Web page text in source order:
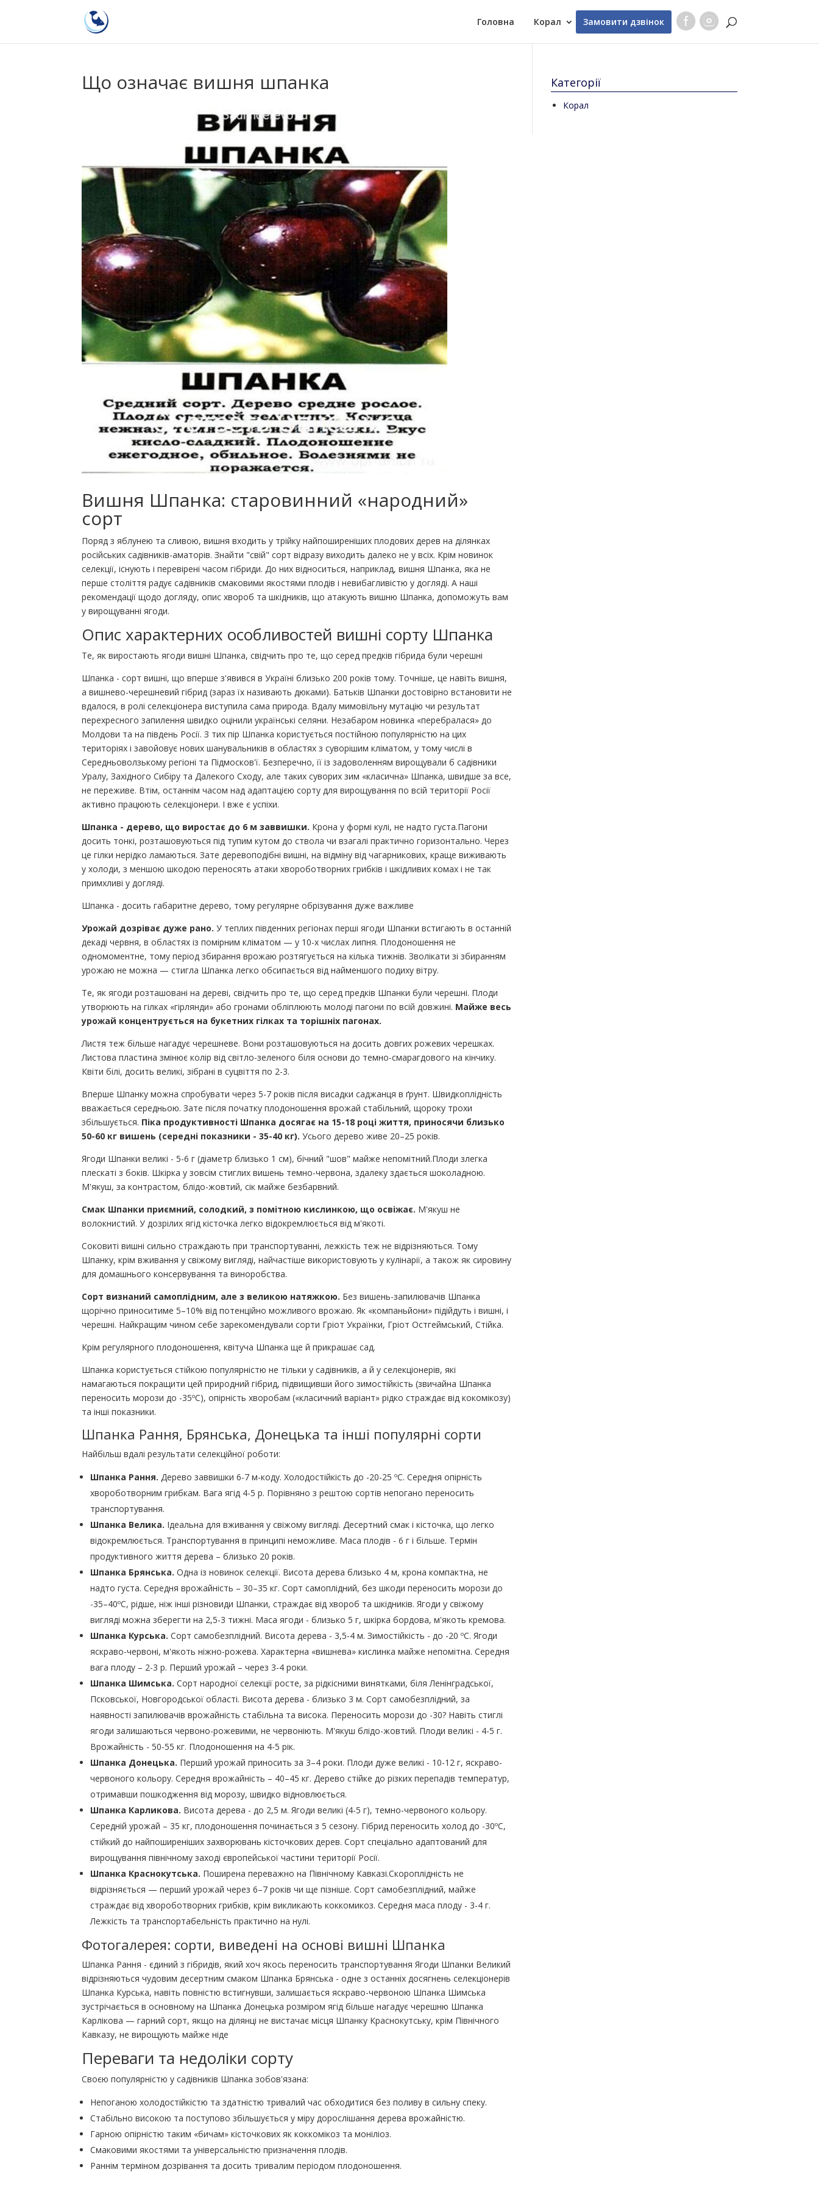
Головна Корал Замовити дзвінок
Що означає вишня шпанка
Вишня Шпанка: старовинний «народний»
сорт
Поряд з яблунею та сливою, вишня входить у трійку найпоширеніших плодових дерев на ділянках
російських садівників-аматорів. Знайти "свій" сорт відразу виходить далеко не у всіх. Крім новинок
селекції, існують і перевірені часом гібриди. До них відноситься, наприклад, вишня Шпанка, яка не
перше століття радує садівників смаковими якостями плодів і невибагливістю у догляді. А наші
рекомендації щодо догляду, опис хвороб та шкідників, що атакують вишню Шпанка, допоможуть вам
у вирощуванні ягоди.
Опис характерних особливостей вишні сорту Шпанка
Те, як виростають ягоди вишні Шпанка, свідчить про те, що серед предків гібрида були черешні
Шпанка - сорт вишні, що вперше з'явився в Україні близько 200 років тому. Точніше, це навіть вишня,
а вишнево-черешневий гібрид (зараз їх називають дюками). Батьків Шпанки достовірно встановити не
вдалося, в ролі селекціонера виступила сама природа. Вдалу мимовільну мутацію чи результат
перехресного запилення швидко оцінили українські селяни. Незабаром новинка «перебралася» до
Молдови та на південь Росії. З тих пір Шпанка користується постійною популярністю на цих
територіях і завойовує нових шанувальників в областях з суворішим кліматом, у тому числі в
Середньоволзькому регіоні та Підмосков'ї. Безперечно, її із задоволенням вирощували б садівники
Уралу, Західного Сибіру та Далекого Сходу, але таких суворих зим «класична» Шпанка, швидше за все,
не переживе. Втім, останнім часом над адаптацією сорту для вирощування по всій території Росії
активно працюють селекціонери. І вже є успіхи.
Шпанка - дерево, що виростає до 6 м заввишки. Крона у формі кулі, не надто густа.Пагони
досить тонкі, розташовуються під тупим кутом до ствола чи взагалі практично горизонтально. Через
це гілки нерідко ламаються. Зате деревоподібні вишні, на відміну від чагарникових, краще виживають
у холоди, з меншою шкодою переносять атаки хвороботворних грибків і шкідливих комах і не так
примхливі у догляді.
Шпанка - досить габаритне дерево, тому регулярне обрізування дуже важливе
Урожай дозріває дуже рано. У теплих південних регіонах перші ягоди Шпанки встигають в останній
декаді червня, в областях із помірним кліматом — у 10-х числах липня. Плодоношення не
одномоментне, тому період збирання врожаю розтягується на кілька тижнів. Зволікати зі збиранням
урожаю не можна — стигла Шпанка легко обсипається від найменшого подиху вітру.
Те, як ягоди розташовані на дереві, свідчить про те, що серед предків Шпанки були черешні. Плоди
утворюють на гілках «гірлянди» або гронами обліплюють молоді пагони по всій довжині. Майже весь
урожай концентрується на букетних гілках та торішніх пагонах.
Листя теж більше нагадує черешневе. Вони розташовуються на досить довгих рожевих черешках.
Листова пластина змінює колір від світло-зеленого біля основи до темно-смарагдового на кінчику.
Квіти білі, досить великі, зібрані в суцвіття по 2-3.
Вперше Шпанку можна спробувати через 5-7 років після висадки саджанця в ґрунт. Швидкоплідність
вважається середньою. Зате після початку плодоношення врожай стабільний, щороку трохи
збільшується. Піка продуктивності Шпанка досягає на 15-18 році життя, приносячи близько
50-60 кг вишень (середні показники - 35-40 кг). Усього дерево живе 20–25 років.
Ягоди Шпанки великі - 5-6 г (діаметр близько 1 см), бічний "шов" майже непомітний.Плоди злегка
плескаті з боків. Шкірка у зовсім стиглих вишень темно-червона, здалеку здається шоколадною.
М'якуш, за контрастом, блідо-жовтий, сік майже безбарвний.
Смак Шпанки приємний, солодкий, з помітною кислинкою, що освіжає. М'якуш не
волокнистий. У дозрілих ягід кісточка легко відокремлюється від м'якоті.
Соковиті вишні сильно страждають при транспортуванні, лежкість теж не відрізняються. Тому
Шпанку, крім вживання у свіжому вигляді, найчастіше використовують у кулінарії, а також як сировину
для домашнього консервування та виноробства.
Сорт визнаний самоплідним, але з великою натяжкою. Без вишень-запилювачів Шпанка
щорічно приноситиме 5–10% від потенційно можливого врожаю. Як «компаньйони» підійдуть і вишні, і
черешні. Найкращим чином себе зарекомендували сорти Гріот Українки, Гріот Остгеймський, Стійка.
Крім регулярного плодоношення, квітуча Шпанка ще й прикрашає сад.
Шпанка користується стійкою популярністю не тільки у садівників, а й у селекціонерів, які
намагаються покращити цей природний гібрид, підвищивши його зимостійкість (звичайна Шпанка
переносить морози до -35ºС), опірність хворобам («класичний варіант» рідко страждає від кокомікозу)
та інші показники.
Шпанка Рання, Брянська, Донецька та інші популярні сорти
Найбільш вдалі результати селекційної роботи:
Шпанка Рання. Дерево заввишки 6-7 м-коду. Холодостійкість до -20-25 ºС. Середня опірність
хвороботворним грибкам. Вага ягід 4-5 р. Порівняно з рештою сортів непогано переносить
транспортування.
Шпанка Велика. Ідеальна для вживання у свіжому вигляді. Десертний смак і кісточка, що легко
відокремлюється. Транспортування в принципі неможливе. Маса плодів - 6 г і більше. Термін
продуктивного життя дерева – близько 20 років.
Шпанка Брянська. Одна із новинок селекції. Висота дерева близько 4 м, крона компактна, не
надто густа. Середня врожайність – 30–35 кг. Сорт самоплідний, без шкоди переносить морози до
-35–40ºС, рідше, ніж інші різновиди Шпанки, страждає від хвороб та шкідників. Ягоди у свіжому
вигляді можна зберегти на 2,5-3 тижні. Маса ягоди - близько 5 г, шкірка бордова, м'якоть кремова.
Шпанка Курська. Сорт самобезплідний. Висота дерева - 3,5-4 м. Зимостійкість - до -20 ºС. Ягоди
яскраво-червоні, м'якоть ніжно-рожева. Характерна «вишнева» кислинка майже непомітна. Середня
вага плоду – 2-3 р. Перший урожай – через 3-4 роки.
Шпанка Шимська. Сорт народної селекції росте, за рідкісними винятками, біля Ленінградської,
Псковської, Новгородської області. Висота дерева - близько 3 м. Сорт самобезплідний, за
наявності запилювачів врожайність стабільна та висока. Переносить морози до -30? Навіть стиглі
ягоди залишаються червоно-рожевими, не червоніють. М'якуш блідо-жовтий. Плоди великі - 4-5 г.
Врожайність - 50-55 кг. Плодоношення на 4-5 рік.
Шпанка Донецька. Перший урожай приносить за 3–4 роки. Плоди дуже великі - 10-12 г, яскраво-
червоного кольору. Середня врожайність – 40–45 кг. Дерево стійке до різких перепадів температур,
отримавши пошкодження від морозу, швидко відновлюється.
Шпанка Карликова. Висота дерева - до 2,5 м. Ягоди великі (4-5 г), темно-червоного кольору.
Середній урожай – 35 кг, плодоношення починається з 5 сезону. Гібрид переносить холод до -30ºС,
стійкий до найпоширеніших захворювань кісточкових дерев. Сорт спеціально адаптований для
вирощування північному заході європейської частини території Росії.
Шпанка Краснокутська. Поширена переважно на Північному Кавказі.Скороплідність не
відрізняється — перший урожай через 6–7 років чи ще пізніше. Сорт самобезплідний, майже
страждає від хвороботворних грибків, крім викликають коккомикоз. Середня маса плоду - 3-4 г.
Лежкість та транспортабельність практично на нулі.
Фотогалерея: сорти, виведені на основі вишні Шпанка
Шпанка Рання - єдиний з гібридів, який хоч якось переносить транспортування Ягоди Шпанки Великий
відрізняються чудовим десертним смаком Шпанка Брянська - одне з останніх досягнень селекціонерів
Шпанка Курська, навіть повністю встигнувши, залишається яскраво-червоною Шпанка Шимська
зустрічається в основному на Шпанка Донецька розміром ягід більше нагадує черешню Шпанка
Карлікова — гарний сорт, якщо на ділянці не вистачає місця Шпанку Краснокутську, крім Північного
Кавказу, не вирощують майже ніде
Переваги та недоліки сорту
Своєю популярністю у садівників Шпанка зобов'язана:
Непоганою холодостійкістю та здатністю тривалий час обходитися без поливу в сильну спеку.
Стабільно високою та поступово збільшується у міру дорослішання дерева врожайністю.
Гарною опірністю таким «бичам» кісточкових як коккомікоз та моніліоз.
Смаковими якостями та універсальністю призначення плодів.
Раннім терміном дозрівання та досить тривалим періодом плодоношення.
Категорії
Корал